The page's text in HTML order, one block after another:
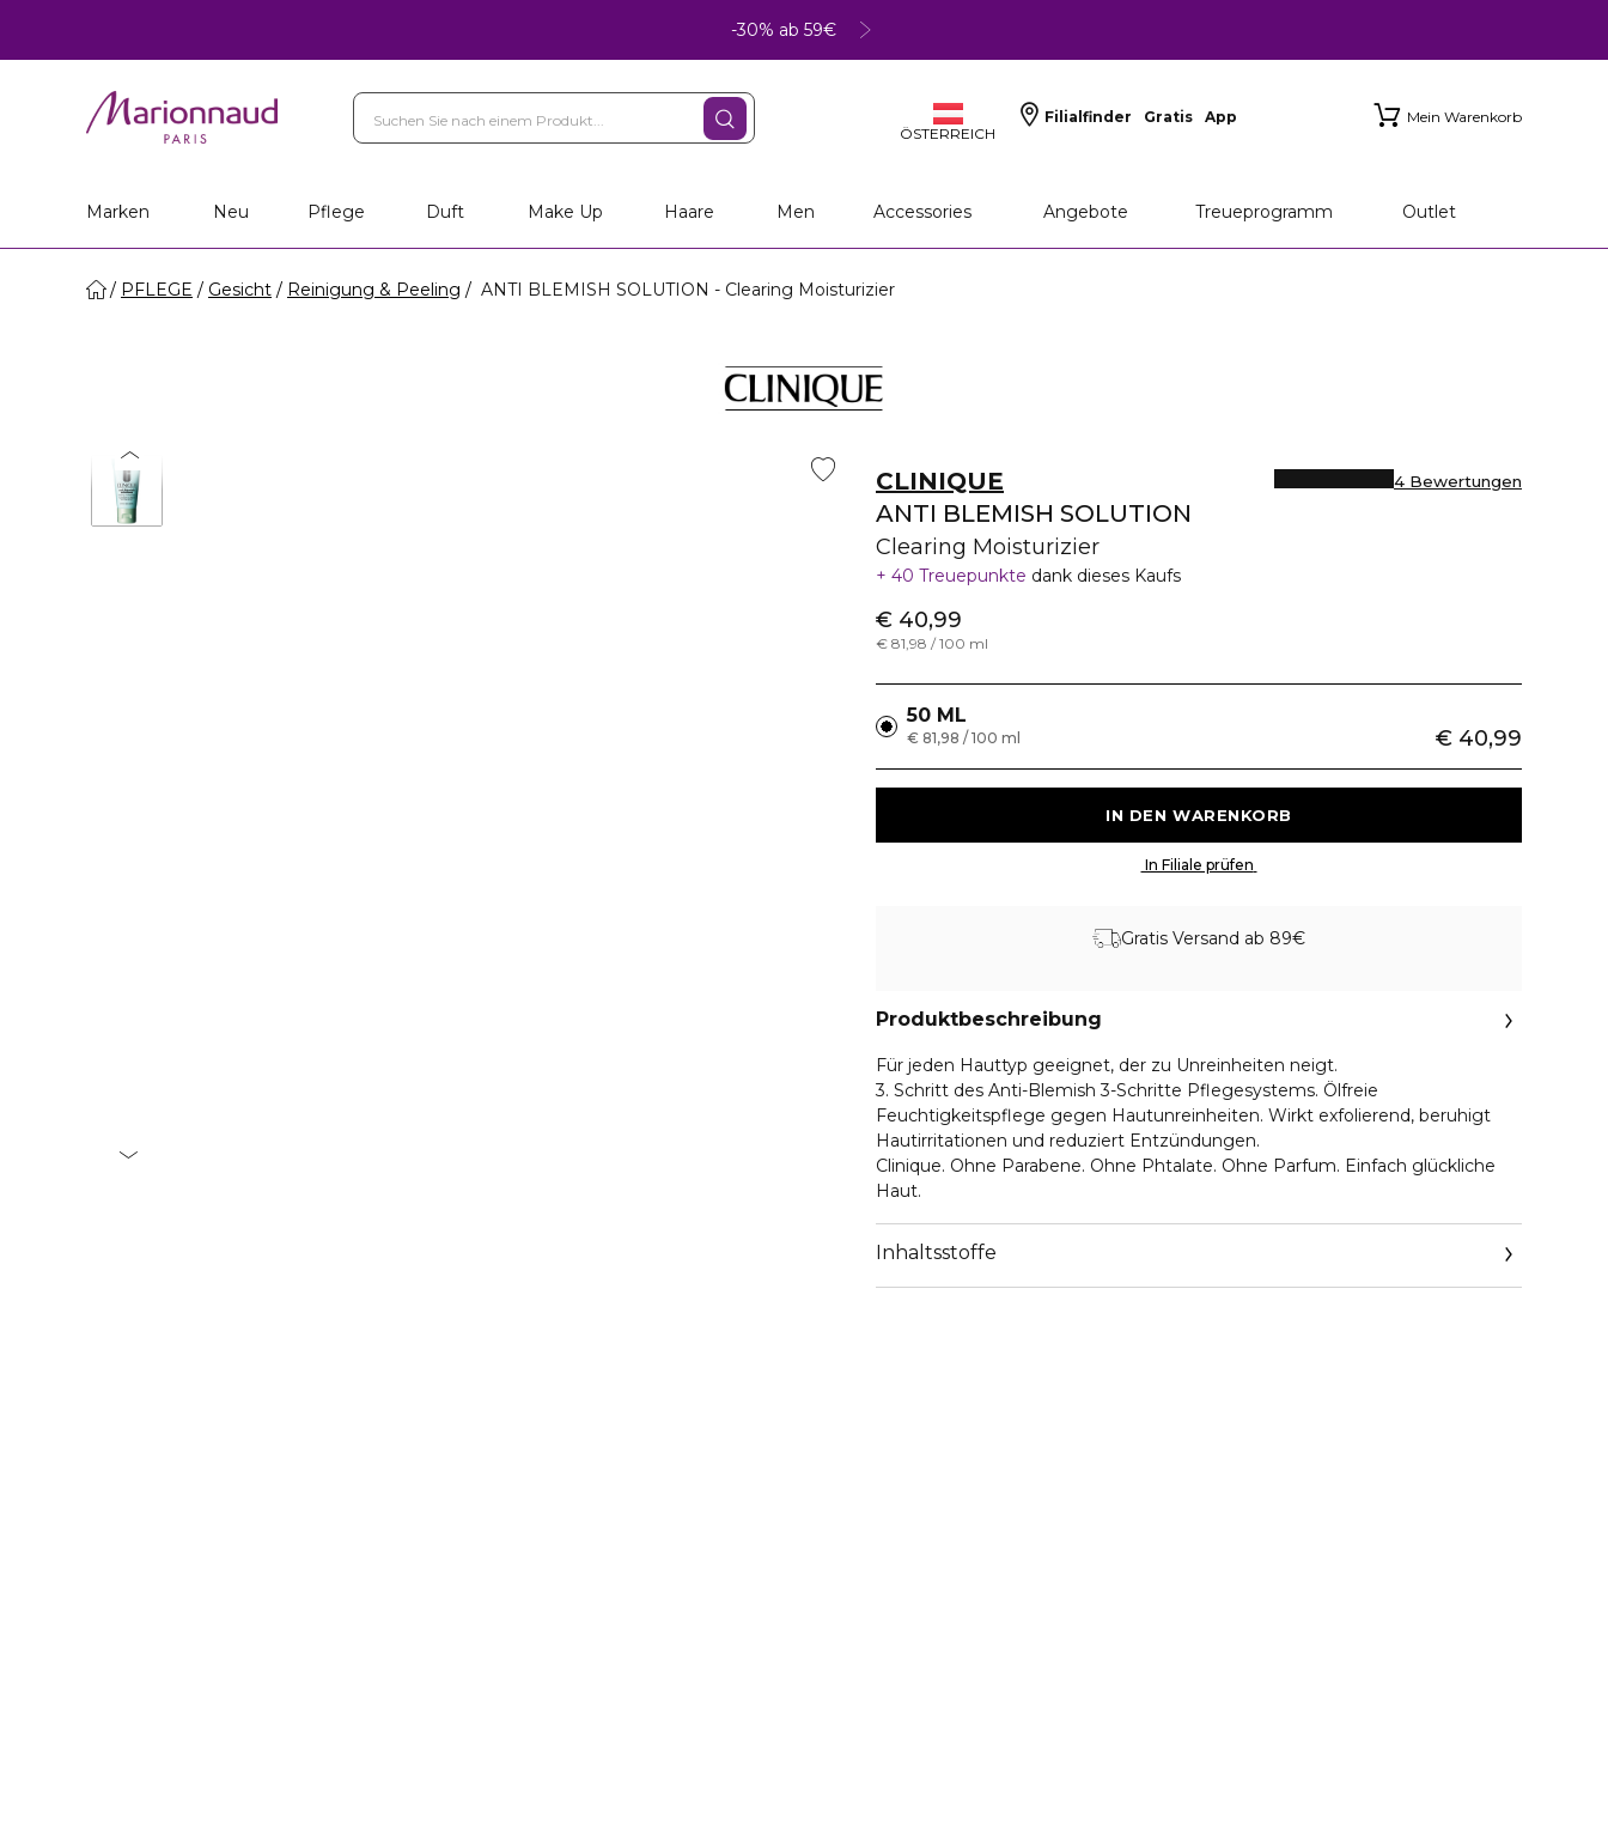
-30% ab 59€
ÖSTERREICH
Filialfinder Gratis App Mein Warenkorb
Marken Neu Pflege Duft Make Up Haare Men Accessories Angebote Treueprogramm Outlet
PFLEGE Gesicht Reinigung & Peeling ANTI BLEMISH SOLUTION - Clearing Moisturizier
CLINIQUE
ANTI BLEMISH SOLUTION
Clearing Moisturizier
4 Bewertungen
40 Treuepunkte dank dieses Kaufs
€ 40,99
€ 81,98 / 100 ml
50 ML
€ 40,99
€ 81,98 / 100 ml
Gratis Versand ab 89€
Produktbeschreibung
Für jeden Hauttyp geeignet, der zu Unreinheiten neigt.
3. Schritt des Anti-Blemish 3-Schritte Pflegesystems. Ölfreie
Feuchtigkeitspflege gegen Hautunreinheiten. Wirkt exfolierend, beruhigt
Hautirritationen und reduziert Entzündungen.
Clinique. Ohne Parabene. Ohne Phtalate. Ohne Parfum. Einfach glückliche
Haut.
Inhaltsstoffe